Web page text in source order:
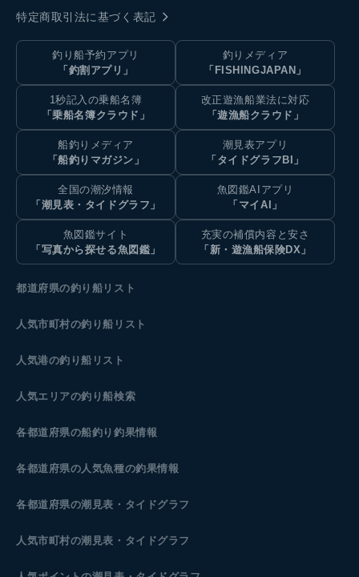
特定商取引法に基づく表記
釣り船予約アプリ
「釣割アプリ」
釣りメディア
「FISHINGJAPAN」
1秒記入の乗船名簿
「乗船名簿クラウド」
改正遊漁船業法に対応
「遊漁船クラウド」
船釣りメディア
「船釣りマガジン」
潮見表アプリ
「タイドグラフBI」
全国の潮汐情報
「潮見表・タイドグラフ」
魚図鑑AIアプリ
「マイAI」
魚図鑑サイト
「写真から探せる魚図鑑」
充実の補償内容と安さ
「新・遊漁船保険DX」
都道府県の釣り船リスト
人気市町村の釣り船リスト
人気港の釣り船リスト
人気エリアの釣り船検索
各都道府県の船釣り釣果情報
各都道府県の人気魚種の釣果情報
各都道府県の潮見表 ・タイドグラフ
人気市町村の潮見表・タイドグラフ